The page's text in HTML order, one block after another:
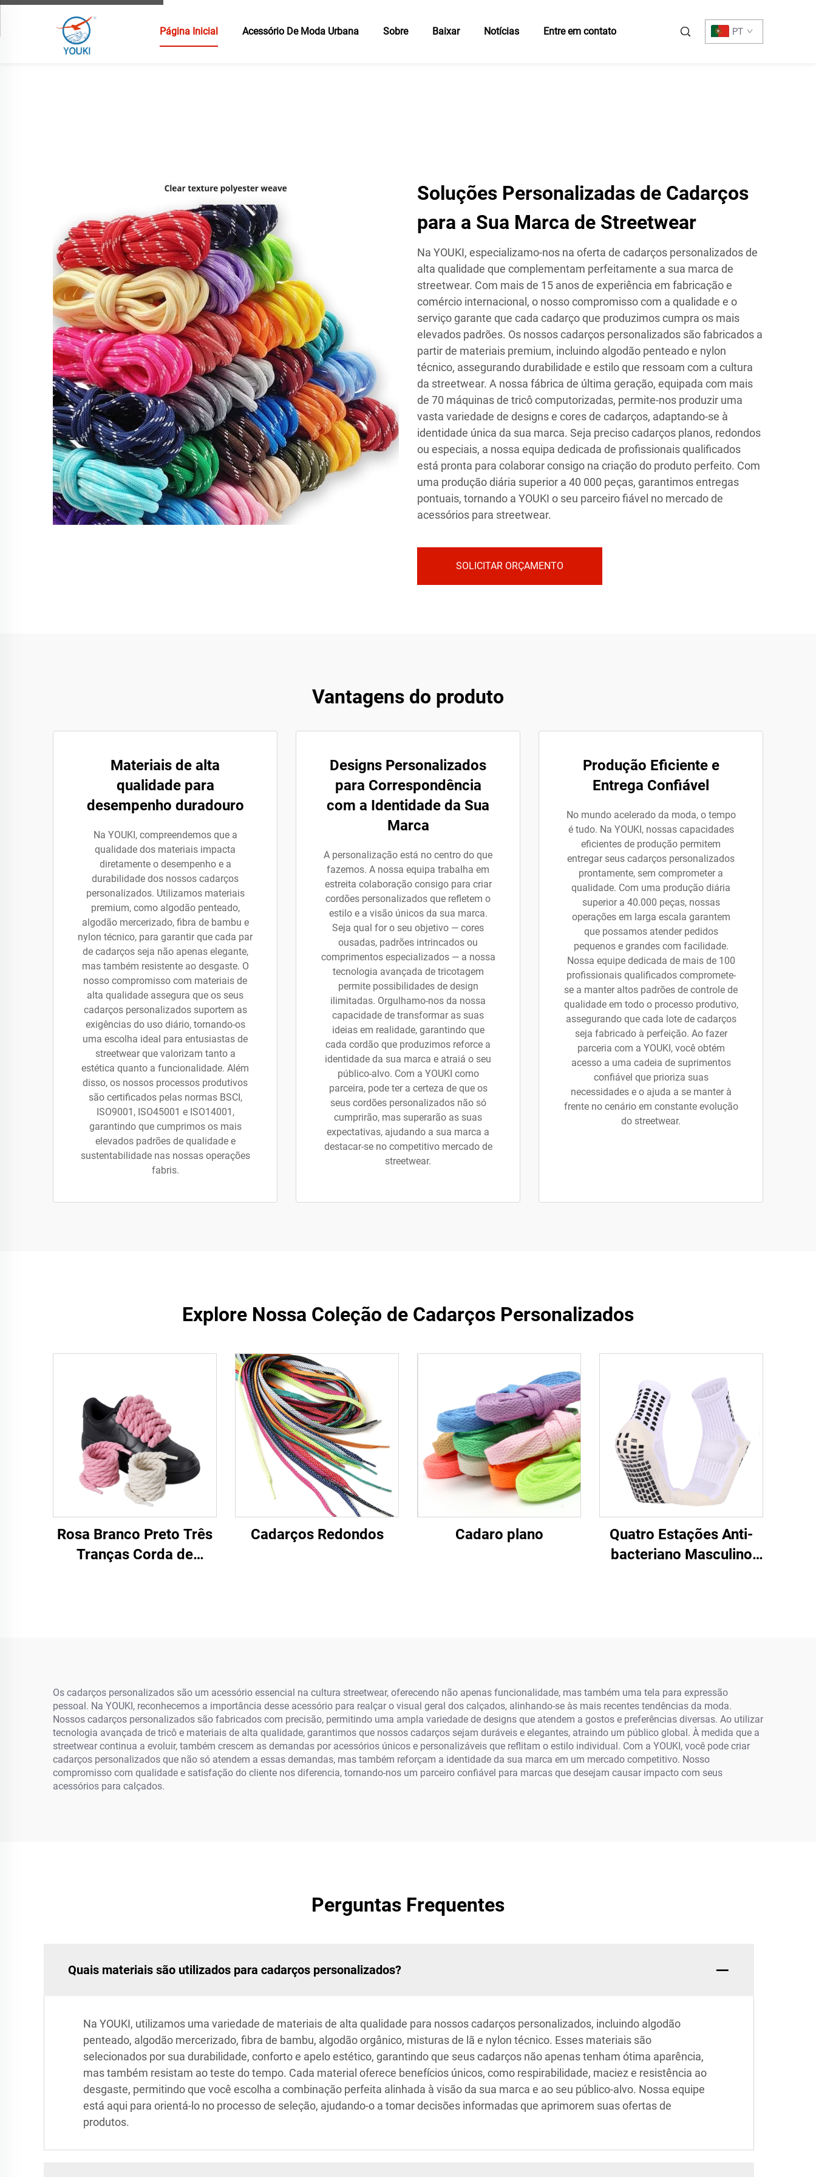
Página Inicial Acessório De Moda Urbana Sobre Baixar Notícias Entre em contato PT
Soluções Personalizadas de Cadarços
para a Sua Marca de Streetwear
Na YOUKI, especializamo-nos na oferta de cadarços personalizados de
alta qualidade que complementam perfeitamente a sua marca de
streetwear. Com mais de 15 anos de experiência em fabricação e
comércio internacional, o nosso compromisso com a qualidade e o
serviço garante que cada cadarço que produzimos cumpra os mais
elevados padrões. Os nossos cadarços personalizados são fabricados a
partir de materiais premium, incluindo algodão penteado e nylon
técnico, assegurando durabilidade e estilo que ressoam com a cultura
da streetwear. A nossa fábrica de última geração, equipada com mais
de 70 máquinas de tricô computorizadas, permite-nos produzir uma
vasta variedade de designs e cores de cadarços, adaptando-se à
identidade única da sua marca. Seja preciso cadarços planos, redondos
ou especiais, a nossa equipa dedicada de profissionais qualificados
está pronta para colaborar consigo na criação do produto perfeito. Com
uma produção diária superior a 40 000 peças, garantimos entregas
pontuais, tornando a YOUKI o seu parceiro fiável no mercado de
acessórios para streetwear.
SOLICITAR ORÇAMENTO
Vantagens do produto
Materiais de alta
qualidade para
desempenho duradouro
Na YOUKI, compreendemos que a
qualidade dos materiais impacta
diretamente o desempenho e a
durabilidade dos nossos cadarços
personalizados. Utilizamos materiais
premium, como algodão penteado,
algodão mercerizado, fibra de bambu e
nylon técnico, para garantir que cada par
de cadarços seja não apenas elegante,
mas também resistente ao desgaste. O
nosso compromisso com materiais de
alta qualidade assegura que os seus
cadarços personalizados suportem as
exigências do uso diário, tornando-os
uma escolha ideal para entusiastas de
streetwear que valorizam tanto a
estética quanto a funcionalidade. Além
disso, os nossos processos produtivos
são certificados pelas normas BSCI,
ISO9001, ISO45001 e ISO14001,
garantindo que cumprimos os mais
elevados padrões de qualidade e
sustentabilidade nas nossas operações
fabris.
Designs Personalizados
para Correspondência
com a Identidade da Sua
Marca
A personalização está no centro do que
fazemos. A nossa equipa trabalha em
estreita colaboração consigo para criar
cordões personalizados que refletem o
estilo e a visão únicos da sua marca.
Seja qual for o seu objetivo — cores
ousadas, padrões intrincados ou
comprimentos especializados — a nossa
tecnologia avançada de tricotagem
permite possibilidades de design
ilimitadas. Orgulhamo-nos da nossa
capacidade de transformar as suas
ideias em realidade, garantindo que
cada cordão que produzimos reforce a
identidade da sua marca e atraiá o seu
público-alvo. Com a YOUKI como
parceira, pode ter a certeza de que os
seus cordões personalizados não só
cumprirão, mas superarão as suas
expectativas, ajudando a sua marca a
destacar-se no competitivo mercado de
streetwear.
Produção Eficiente e
Entrega Confiável
No mundo acelerado da moda, o tempo
é tudo. Na YOUKI, nossas capacidades
eficientes de produção permitem
entregar seus cadarços personalizados
prontamente, sem comprometer a
qualidade. Com uma produção diária
superior a 40.000 peças, nossas
operações em larga escala garantem
que possamos atender pedidos
pequenos e grandes com facilidade.
Nossa equipe dedicada de mais de 100
profissionais qualificados compromete-
se a manter altos padrões de controle de
qualidade em todo o processo produtivo,
assegurando que cada lote de cadarços
seja fabricado à perfeição. Ao fazer
parceria com a YOUKI, você obtém
acesso a uma cadeia de suprimentos
confiável que prioriza suas
necessidades e o ajuda a se manter à
frente no cenário em constante evolução
do streetwear.
Explore Nossa Coleção de Cadarços Personalizados
Rosa Branco Preto Três
Tranças Corda de
Cadarços Redondos Cadaro plano
Quatro Estações Anti-
bacteriano Masculino
Os cadarços personalizados são um acessório essencial na cultura streetwear, oferecendo não apenas funcionalidade, mas também uma tela para expressão
pessoal. Na YOUKI, reconhecemos a importância desse acessório para realçar o visual geral dos calçados, alinhando-se às mais recentes tendências da moda.
Nossos cadarços personalizados são fabricados com precisão, permitindo uma ampla variedade de designs que atendem a gostos e preferências diversas. Ao utilizar
tecnologia avançada de tricô e materiais de alta qualidade, garantimos que nossos cadarços sejam duráveis e elegantes, atraindo um público global. À medida que a
streetwear continua a evoluir, também crescem as demandas por acessórios únicos e personalizáveis que reflitam o estilo individual. Com a YOUKI, você pode criar
cadarços personalizados que não só atendem a essas demandas, mas também reforçam a identidade da sua marca em um mercado competitivo. Nosso
compromisso com qualidade e satisfação do cliente nos diferencia, tornando-nos um parceiro confiável para marcas que desejam causar impacto com seus
acessórios para calçados.
Perguntas Frequentes
Quais materiais são utilizados para cadarços personalizados?
Na YOUKI, utilizamos uma variedade de materiais de alta qualidade para nossos cadarços personalizados, incluindo algodão
penteado, algodão mercerizado, fibra de bambu, algodão orgânico, misturas de lã e nylon técnico. Esses materiais são
selecionados por sua durabilidade, conforto e apelo estético, garantindo que seus cadarços não apenas tenham ótima aparência,
mas também resistam ao teste do tempo. Cada material oferece benefícios únicos, como respirabilidade, maciez e resistência ao
desgaste, permitindo que você escolha a combinação perfeita alinhada à visão da sua marca e ao seu público-alvo. Nossa equipe
está aqui para orientá-lo no processo de seleção, ajudando-o a tomar decisões informadas que aprimorem suas ofertas de
produtos.